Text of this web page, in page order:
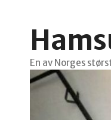
En av Norges